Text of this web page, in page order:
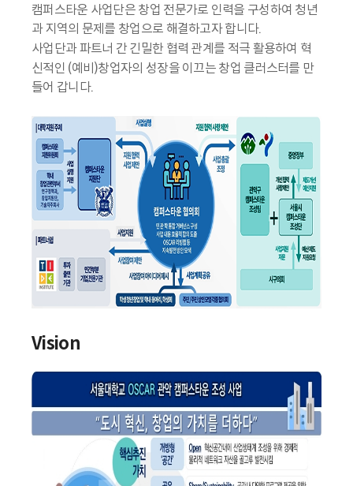
캠퍼스타운 사업단은 창업 전문가로 인력을 구성하여 청년
과 지역의 문제를 창업으로 해결하고자 합니다.
사업단과 파트너 간 긴밀한 협력 관계를 적극 활용하여 혁
신적인 (예비)창업자의 성장을 이끄는 창업 클러스터를 만
들어 갑니다.
Vision